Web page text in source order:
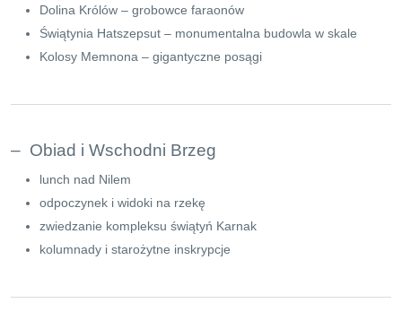
Dolina Królów – grobowce faraonów
Świątynia Hatszepsut – monumentalna budowla w skale
Kolosy Memnona – gigantyczne posągi
– Obiad i Wschodni Brzeg
lunch nad Nilem
odpoczynek i widoki na rzekę
zwiedzanie kompleksu świątyń Karnak
kolumnady i starożytne inskrypcje